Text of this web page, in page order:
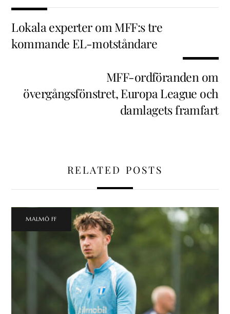
Lokala experter om MFF:s tre
kommande EL-motståndare
MFF-ordföranden om
övergångsfönstret, Europa League och
damlagets framfart
RELATED POSTS
MALMÖ FF